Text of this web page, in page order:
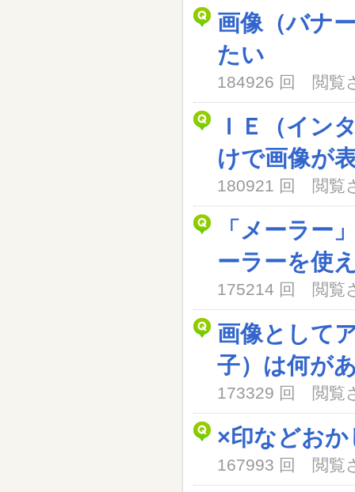
画像（バナ
たい
184926 回 閲覧
ＩＥ（イン
けで画像が
180921 回 閲覧
「メーラー
ーラーを使
175214 回 閲覧
画像として
子）は何が
173329 回 閲覧
×印などお
167993 回 閲覧